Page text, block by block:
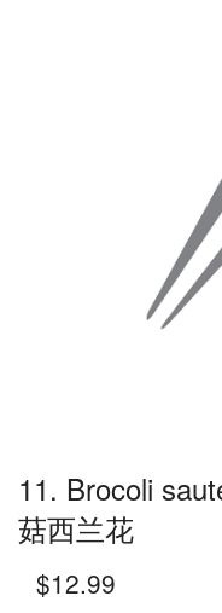
11. Brocoli
菇西兰花
$12.99